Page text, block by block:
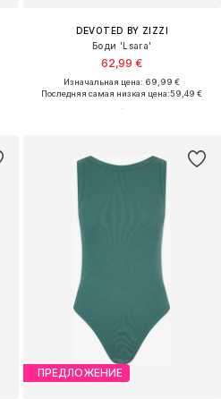
DEVOTED BY ZIZZI
Боди 'Lsara'
62,99 €
Изначальная цена: 69,99 €
Последняя самая низкая цена:59,49 €
ПРЕДЛОЖЕНИЕ